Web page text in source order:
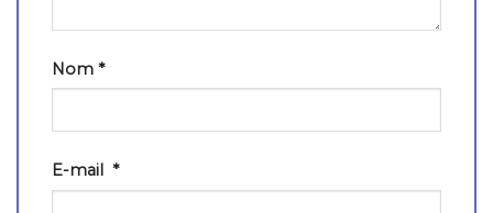
Nom *
E-mail *